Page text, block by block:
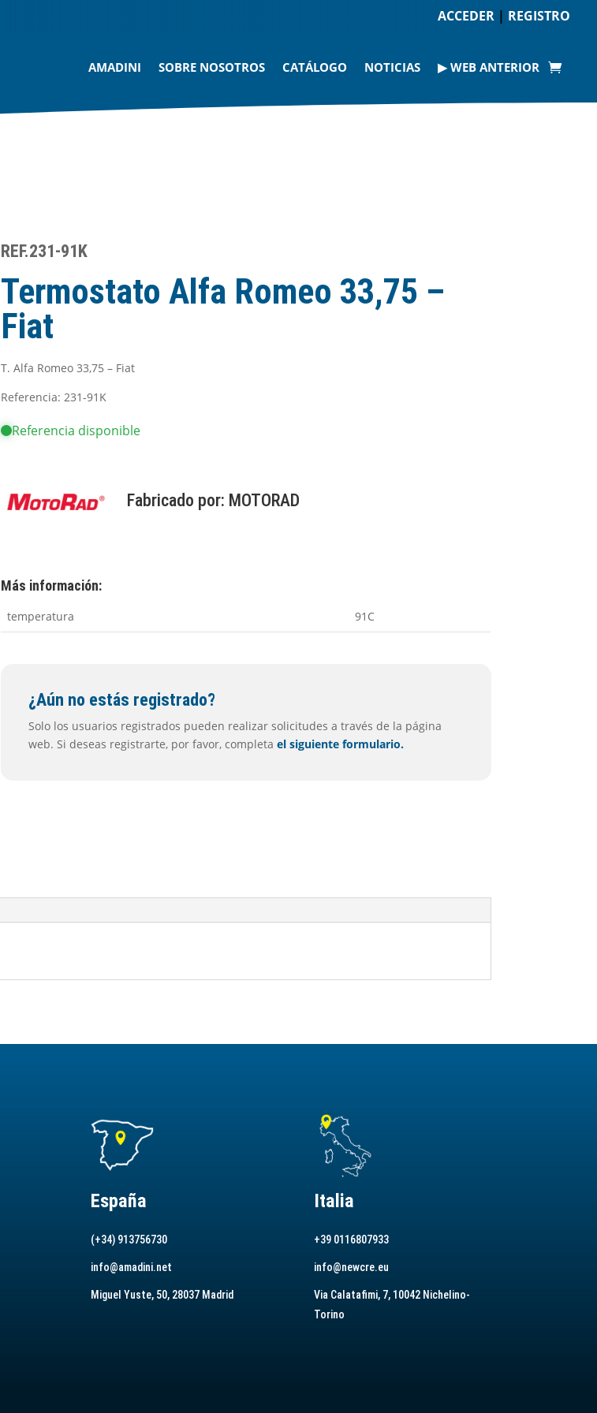
ACCEDER | REGISTRO
AMADINI SOBRE NOSOTROS CATÁLOGO NOTICIAS ▶ WEB ANTERIOR
REF.231-91K
Termostato Alfa Romeo 33,75 –
Fiat
T. Alfa Romeo 33,75 – Fiat
Referencia: 231-91K
Referencia disponible
Fabricado por: MOTORAD
Más información:
temperatura 91C
¿Aún no estás registrado?
Solo los usuarios registrados pueden realizar solicitudes a través de la página
web. Si deseas registrarte, por favor, completael siguiente formulario.
España
(+34) 913756730
info@amadini.net
Miguel Yuste, 50, 28037 Madrid
Italia
+39 0116807933
info@newcre.eu
Via Calatafimi, 7, 10042 Nichelino-
Torino